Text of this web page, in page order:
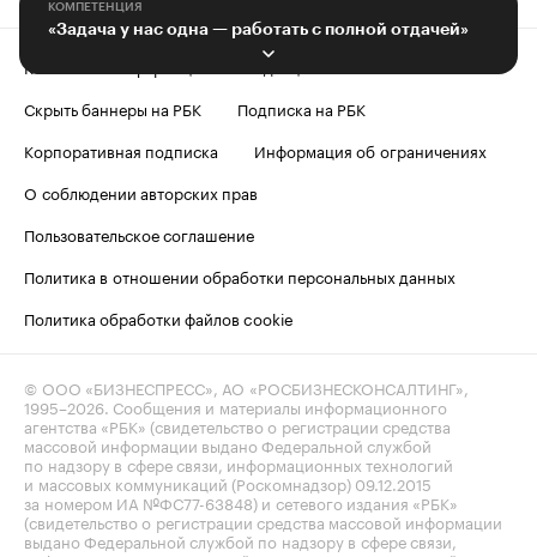
КОМПЕТЕНЦИЯ
«Задача у нас одна — работать с полной отдачей»
Контактная информация
Скрыть баннеры на РБК
Подписка на РБК
Корпоративная подписка
Информация об ограничениях
О соблюдении авторских прав
Пользовательское соглашение
Политика в отношении обработки персональных данных
Политика обработки файлов cookie
© ООО «БИЗНЕСПРЕСС», АО «РОСБИЗНЕСКОНСАЛТИНГ»,
1995–2026. Сообщения и материалы информационного
агентства «РБК» (свидетельство о регистрации средства
массовой информации выдано Федеральной службой
по надзору в сфере связи, информационных технологий
и массовых коммуникаций (Роскомнадзор) 09.12.2015
за номером ИА №ФС77-63848) и сетевого издания «РБК»
(свидетельство о регистрации средства массовой информации
выдано Федеральной службой по надзору в сфере связи,